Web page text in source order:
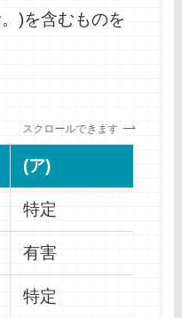
)を含むものを
スクロールできます
(ア)
特定
有害
特定